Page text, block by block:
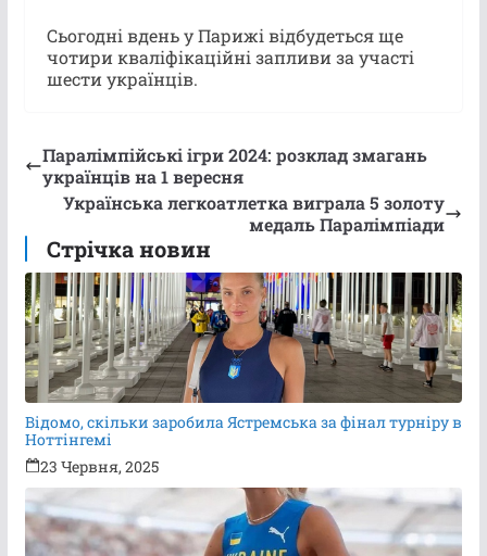
Сьогодні вдень у Парижі відбудеться ще
чотири кваліфікаційні запливи за участі
шести українців.
Паралімпійські ігри 2024: розклад змагань
українців на 1 вересня
Українська легкоатлетка виграла 5 золоту
медаль Паралімпіади
Стрічка новин
Відомо, скільки заробила Ястремська за фінал турніру в
Ноттінгемі
23 Червня, 2025